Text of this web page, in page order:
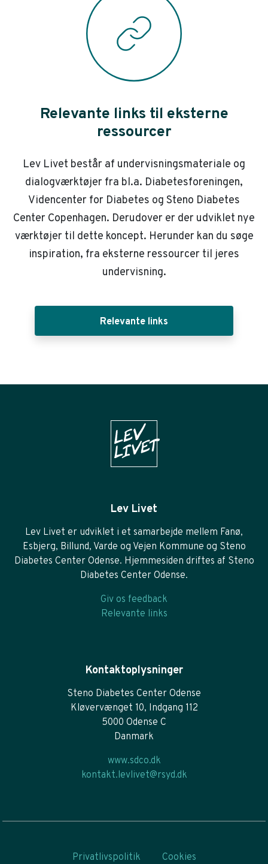
Relevante links til eksterne
ressourcer
Lev Livet består af undervisningsmateriale og
dialogværktøjer fra bl.a. Diabetesforeningen,
Videncenter for Diabetes og Steno Diabetes
Center Copenhagen. Derudover er der udviklet nye
værktøjer til dette koncept. Herunder kan du søge
inspiration, fra eksterne ressourcer til jeres
undervisning.
Relevante links
Lev Livet
Lev Livet er udviklet i et samarbejde mellem Fanø,
Esbjerg, Billund, Varde og Vejen Kommune og Steno
Diabetes Center Odense. Hjemmesiden driftes af Steno
Diabetes Center Odense.
Giv os feedback
Relevante links
Kontaktoplysninger
Steno Diabetes Center Odense
Kløvervænget 10, Indgang 112
5000 Odense C
Danmark
www.sdco.dk
kontakt.levlivet@rsyd.dk
Privatlivspolitik Cookies